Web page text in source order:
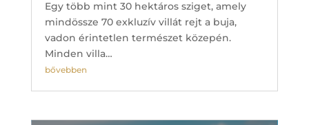
Egy több mint 30 hektáros sziget, amely
mindössze 70 exkluzív villát rejt a buja,
vadon érintetlen természet közepén.
Minden villa…
bővebben